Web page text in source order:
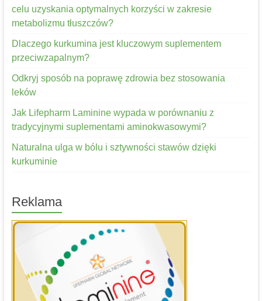
celu uzyskania optymalnych korzyści w zakresie
metabolizmu tłuszczów?
Dlaczego kurkumina jest kluczowym suplementem
przeciwzapalnym?
Odkryj sposób na poprawę zdrowia bez stosowania
leków
Jak Lifepharm Laminine wypada w porównaniu z
tradycyjnymi suplementami aminokwasowymi?
Naturalna ulga w bólu i sztywności stawów dzięki
kurkuminie
Reklama